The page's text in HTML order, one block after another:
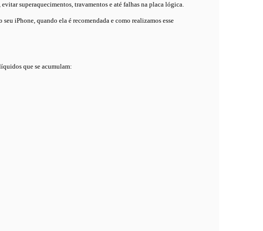
superaquecimentos, travamentos e até falhas na placa lógica.
iPhone, quando ela é recomendada e como realizamos esse
que se acumulam: